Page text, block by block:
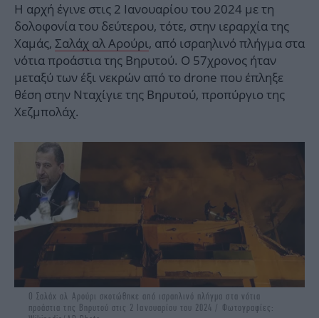
Η αρχή έγινε στις 2 Ιανουαρίου του 2024 με τη
δολοφονία του δεύτερου, τότε, στην ιεραρχία της
Χαμάς, Σαλάχ αλ Αρούρι, από ισραηλινό πλήγμα στα
νότια προάστια της Βηρυτού. Ο 57χρονος ήταν
μεταξύ των έξι νεκρών από το drone που έπληξε
θέση στην Νταχίγιε της Βηρυτού, προπύργιο της
Χεζμπολάχ.
Ο Σαλάχ αλ Αρούρι σκοτώθηκε από ισραηλινό πλήγμα στα νότια
προάστια της Βηρυτού στις 2 Ιανουαρίου του 2024 / Φωτογραφίες: